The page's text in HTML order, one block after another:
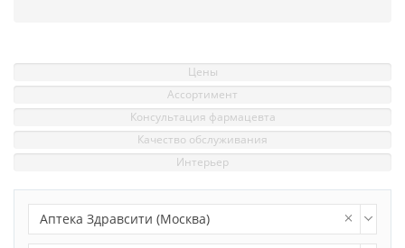
Цены
Ассортимент
Консультация фармацевта
Качество обслуживания
Интерьер
Аптека Здравсити (Москва)